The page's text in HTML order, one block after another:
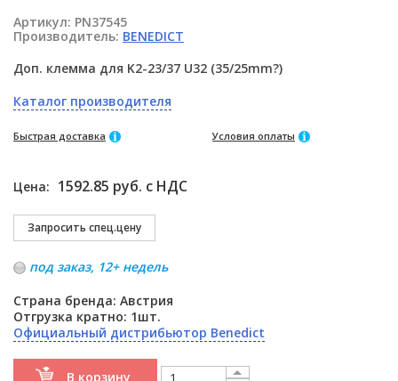
Артикул: PN37545
Производитель: BENEDICT
Доп. клемма для K2-23/37 U32 (35/25mm?)
Каталог производителя
Быстрая доставка Условия оплаты
Цена: 1592.85 руб. с НДС
под заказ, 12+ недель
Страна бренда: Австрия
Отгрузка кратно: 1шт.
Официальный дистрибьютор Benedict
В корзину